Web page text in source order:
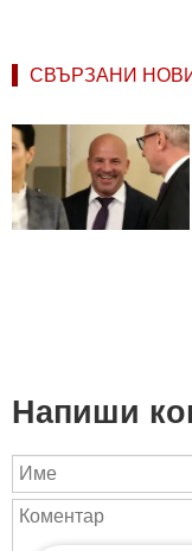
СВЪРЗАНИ
Напиши